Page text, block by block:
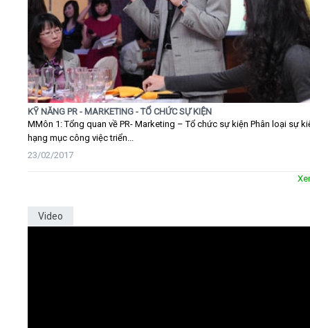
KỸ NĂNG PR - MARKETING - TỔ CHỨC SỰ KIỆN
MMôn 1: Tổng quan về PR- Marketing – Tổ chức sự kiện Phân loại sự
hạng mục công việc triển...
23/02/2017
Video